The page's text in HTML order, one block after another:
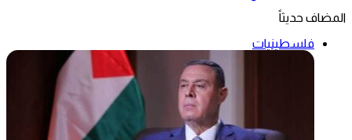
المضاف حديثاً
فلسطينيات